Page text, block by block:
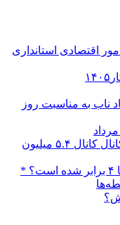
اقتصادی استانداری
ناب به مناسبت روز
*رکوردشکنی تاریخی بورس با فتح کانال کانال ۵.۴ میلیون